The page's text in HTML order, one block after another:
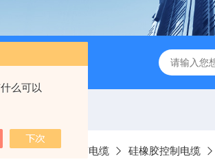
么可以
品中心 硅橡胶电缆 硅橡胶控制电缆